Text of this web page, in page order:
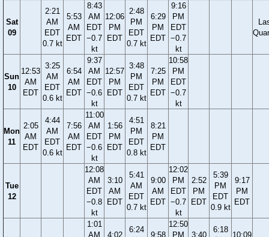
Sat
09
2:21
AM
EDT
0.7 kt
5:53
AM
EDT
8:43
AM
EDT
−0.7
kt
12:06
PM
EDT
2:48
PM
EDT
0.7 kt
6:29
PM
EDT
9:16
PM
EDT
−0.7
kt
Sun
10
12:53
AM
EDT
3:25
AM
EDT
0.6 kt
6:54
AM
EDT
9:37
AM
EDT
−0.6
kt
12:57
PM
EDT
3:48
PM
EDT
0.7 kt
7:25
PM
EDT
10:58
PM
EDT
−0.7
kt
Mon
11
2:05
AM
EDT
4:44
AM
EDT
0.6 kt
7:56
AM
EDT
11:00
AM
EDT
−0.6
kt
1:56
PM
EDT
4:51
PM
EDT
0.8 kt
8:21
PM
EDT
Tue
12
12:08
AM
EDT
−0.8
kt
3:10
AM
EDT
5:41
AM
EDT
0.7 kt
9:00
AM
EDT
12:02
PM
EDT
−0.7
kt
2:52
PM
EDT
5:39
PM
EDT
0.9 kt
9:17
PM
EDT
1:01
AM
4:02
6:24
9:58
12:50
PM
3:40
6:18
10:09